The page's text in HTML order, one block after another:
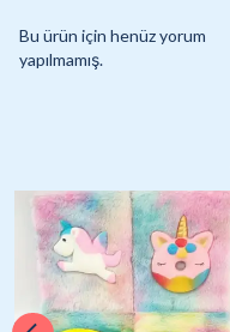
Bu ürün için henüz yorum
yapılmamış.